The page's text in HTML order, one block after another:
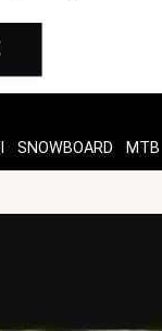
SNOWBOARD MTB